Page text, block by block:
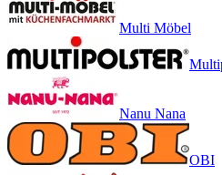
Multi Möbel
Nanu Nana
OBI